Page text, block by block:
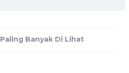
Paling Banyak Di Lihat